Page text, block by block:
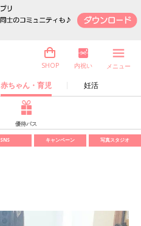
赤ちゃん・育児 妊活
SHOP 内祝い メニュー
優待パス
SNS キャンペーン 写真スタジオ